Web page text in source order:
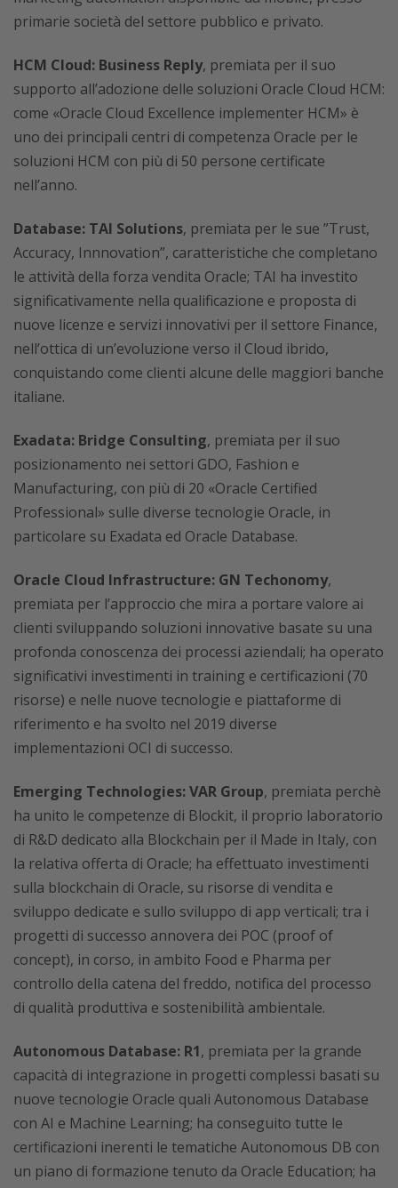
primarie società del settore pubblico e privato.
HCM Cloud: Business Reply, premiata per il suo
supporto all’adozione delle soluzioni Oracle Cloud HCM:
come «Oracle Cloud Excellence implementer HCM» è
uno dei principali centri di competenza Oracle per le
soluzioni HCM con più di 50 persone certificate
nell’anno.
Database: TAI Solutions, premiata per le sue ”Trust,
Accuracy, Innnovation”, caratteristiche che completano
le attività della forza vendita Oracle; TAI ha investito
significativamente nella qualificazione e proposta di
nuove licenze e servizi innovativi per il settore Finance,
nell’ottica di un’evoluzione verso il Cloud ibrido,
conquistando come clienti alcune delle maggiori banche
italiane.
Exadata: Bridge Consulting, premiata per il suo
posizionamento nei settori GDO, Fashion e
Manufacturing, con più di 20 «Oracle Certified
Professional» sulle diverse tecnologie Oracle, in
particolare su Exadata ed Oracle Database.
Oracle Cloud Infrastructure: GN Techonomy,
premiata per l’approccio che mira a portare valore ai
clienti sviluppando soluzioni innovative basate su una
profonda conoscenza dei processi aziendali; ha operato
significativi investimenti in training e certificazioni (70
risorse) e nelle nuove tecnologie e piattaforme di
riferimento e ha svolto nel 2019 diverse
implementazioni OCI di successo.
Emerging Technologies: VAR Group, premiata perchè
ha unito le competenze di Blockit, il proprio laboratorio
di R&D dedicato alla Blockchain per il Made in Italy, con
la relativa offerta di Oracle; ha effettuato investimenti
sulla blockchain di Oracle, su risorse di vendita e
sviluppo dedicate e sullo sviluppo di app verticali; tra i
progetti di successo annovera dei POC (proof of
concept), in corso, in ambito Food e Pharma per
controllo della catena del freddo, notifica del processo
di qualità produttiva e sostenibilità ambientale.
Autonomous Database: R1, premiata per la grande
capacità di integrazione in progetti complessi basati su
nuove tecnologie Oracle quali Autonomous Database
con AI e Machine Learning; ha conseguito tutte le
certificazioni inerenti le tematiche Autonomous DB con
un piano di formazione tenuto da Oracle Education; ha